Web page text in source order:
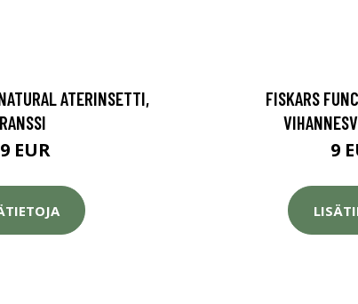
ATERINSETTI,
EUR
FISKARS
9